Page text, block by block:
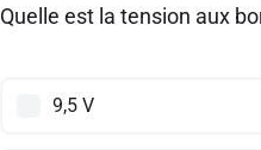
Quelle est la tension aux
9,5 V